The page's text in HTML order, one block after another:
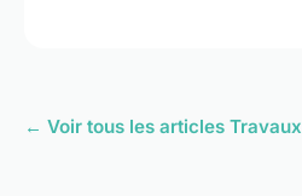
← Voir tous les articles Travaux